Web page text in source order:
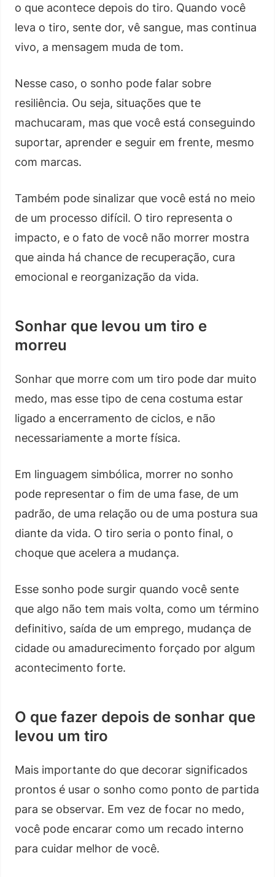
o que acontece depois do tiro. Quando você
leva o tiro, sente dor, vê sangue, mas continua
vivo, a mensagem muda de tom.
Nesse caso, o sonho pode falar sobre
resiliência. Ou seja, situações que te
machucaram, mas que você está conseguindo
suportar, aprender e seguir em frente, mesmo
com marcas.
Também pode sinalizar que você está no meio
de um processo difícil. O tiro representa o
impacto, e o fato de você não morrer mostra
que ainda há chance de recuperação, cura
emocional e reorganização da vida.
Sonhar que levou um tiro e
morreu
Sonhar que morre com um tiro pode dar muito
medo, mas esse tipo de cena costuma estar
ligado a encerramento de ciclos, e não
necessariamente a morte física.
Em linguagem simbólica, morrer no sonho
pode representar o fim de uma fase, de um
padrão, de uma relação ou de uma postura sua
diante da vida. O tiro seria o ponto final, o
choque que acelera a mudança.
Esse sonho pode surgir quando você sente
que algo não tem mais volta, como um término
definitivo, saída de um emprego, mudança de
cidade ou amadurecimento forçado por algum
acontecimento forte.
O que fazer depois de sonhar que
levou um tiro
Mais importante do que decorar significados
prontos é usar o sonho como ponto de partida
para se observar. Em vez de focar no medo,
você pode encarar como um recado interno
para cuidar melhor de você.